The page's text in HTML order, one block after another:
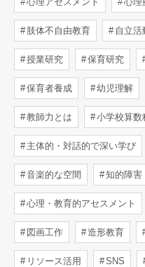
肢体不自由教育 自立活
授業研究 保育研究
保育者養成 幼児理解
教師力とは 小学校算数
主体的・対話的で深い学び
音楽的な空間 知的障害
心理・教育的アセスメント
図画工作 造形教育
リソース活用 SNS